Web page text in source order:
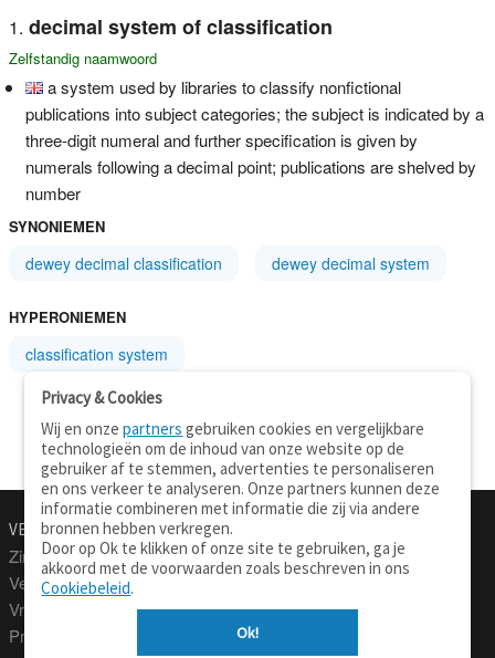
decimal system of classification
Zelfstandig naamwoord
a system used by libraries to classify nonfictional
publications into subject categories; the subject is indicated by a
three-digit numeral and further specification is given by
numerals following a decimal point; publications are shelved by
number
SYNONIEMEN
dewey decimal classification dewey decimal system
HYPERONIEMEN
classification system
VERTALEN.NU
Zinnen vertalen
Verklarend woordenboek
Vraagbaak
Professionele vertaling
Over deze site
Privacy
Privacy & Cookies
Wij en onzepartners gebruiken cookies en vergelijkbare
technologieën om de inhoud van onze website op de
gebruiker af te stemmen, advertenties te personaliseren
en ons verkeer te analyseren. Onze partners kunnen deze
informatie combineren met informatie die zij via andere
bronnen hebben verkregen.
Door op Ok te klikken of onze site te gebruiken, ga je
akkoord met de voorwaarden zoals beschreven in ons
Cookiebeleid.
Ok!